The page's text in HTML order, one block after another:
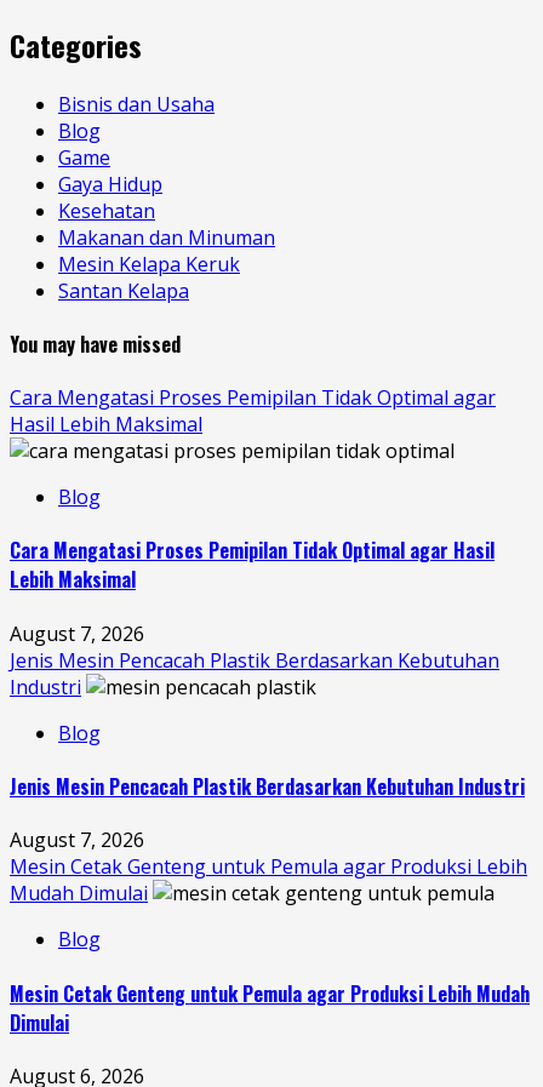
Categories
Bisnis dan Usaha
Blog
Game
Gaya Hidup
Kesehatan
Makanan dan Minuman
Mesin Kelapa Keruk
Santan Kelapa
You may have missed
Cara Mengatasi Proses Pemipilan Tidak Optimal agar
Hasil Lebih Maksimal
Blog
Cara Mengatasi Proses Pemipilan Tidak Optimal agar Hasil
Lebih Maksimal
August 7, 2026
Jenis Mesin Pencacah Plastik Berdasarkan Kebutuhan
Industri
Blog
Jenis Mesin Pencacah Plastik Berdasarkan Kebutuhan Industri
August 7, 2026
Mesin Cetak Genteng untuk Pemula agar Produksi Lebih
Mudah Dimulai
Blog
Mesin Cetak Genteng untuk Pemula agar Produksi Lebih Mudah
Dimulai
August 6, 2026